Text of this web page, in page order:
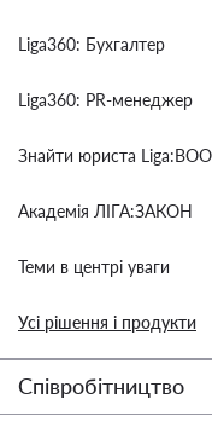
Liga360: Бухгалтер
Liga360: PR-менеджер
Знайти юриста
Академія ЛІГА:ЗАКОН
Теми в центрі уваги
Усі рішення і продукти
Співробітництво